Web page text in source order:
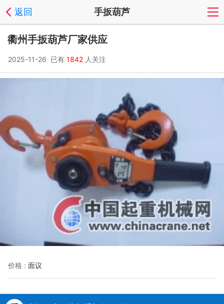
返回 手扳葫芦
衢州手扳葫芦厂家供应
2025-11-26 已有 1842 人关注
价格 : 面议